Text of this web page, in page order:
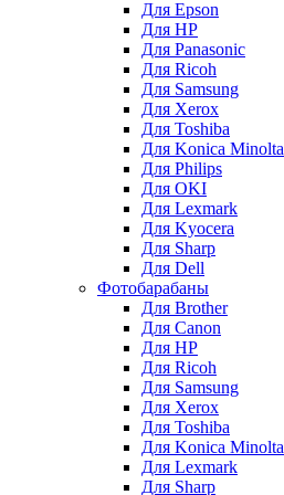
Для Epson
Для HP
Для Panasonic
Для Ricoh
Для Samsung
Для Xerox
Для Toshiba
Для Konica Minolta
Для Philips
Для OKI
Для Lexmark
Для Kyocera
Для Sharp
Для Dell
Фотобарабаны
Для Brother
Для Canon
Для HP
Для Ricoh
Для Samsung
Для Xerox
Для Toshiba
Для Konica Minolta
Для Lexmark
Для Sharp